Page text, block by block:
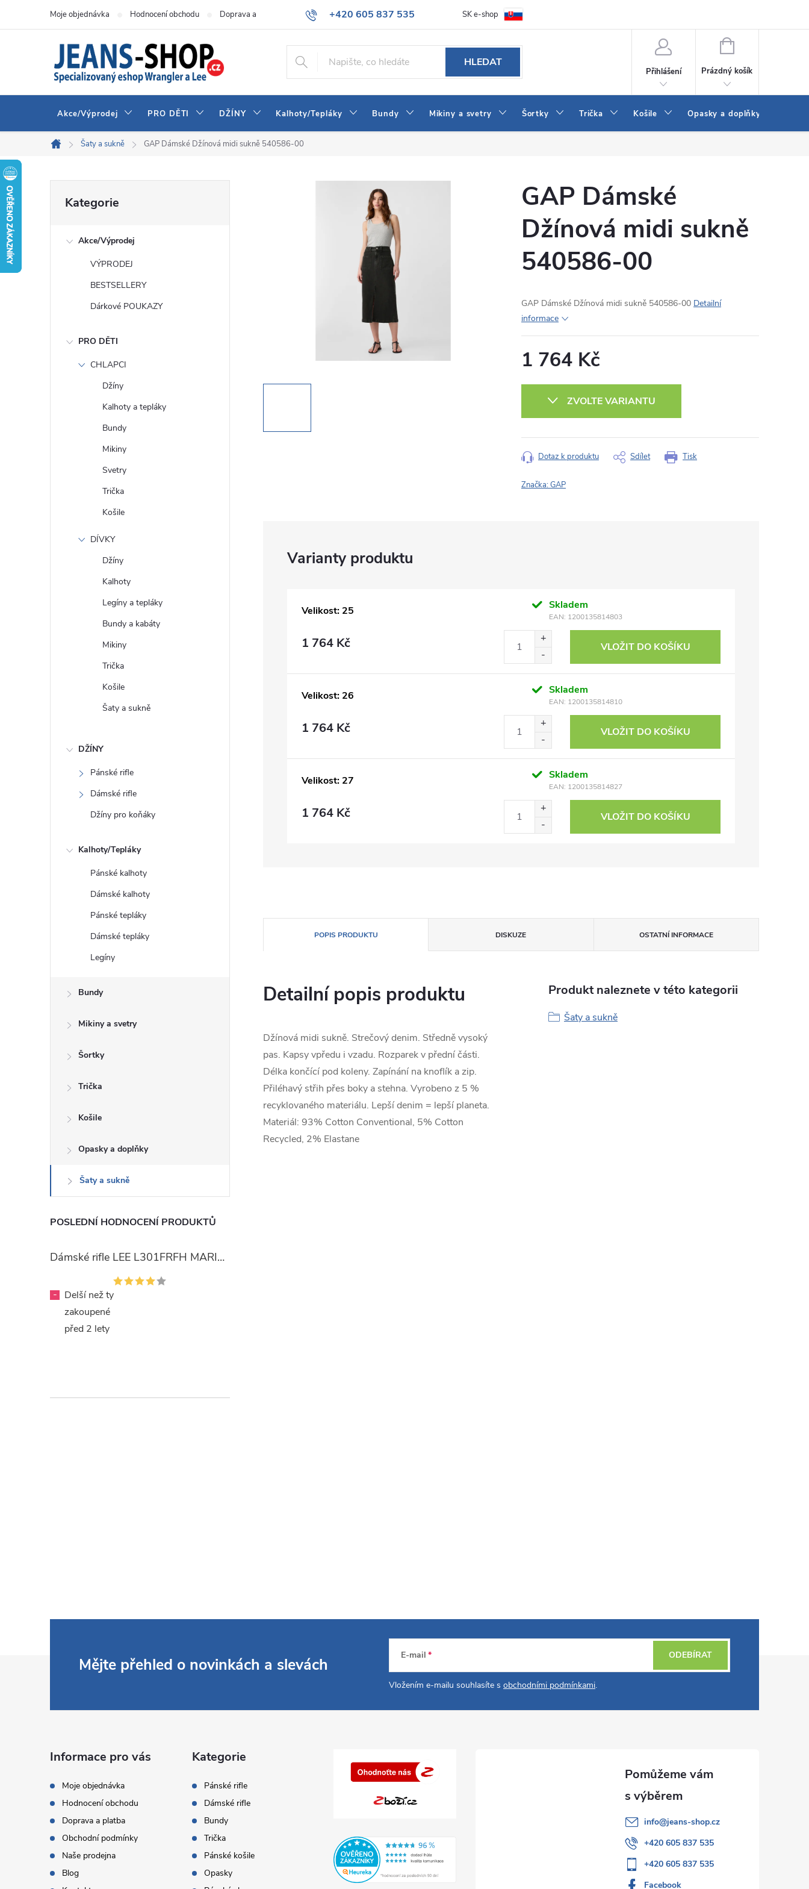
+420 605 837 535
info@jeans-shop.cz
Moje objednávka Hodnocení obchodu Doprava a platba Obchodní podmínky Naše prodejna Blog Kontakt
SK e-shop
HLEDAT
Přihlášení
NÁKUPNÍ
Prázdný košík
Akce/Výprodej PRO DĚTI DŽÍNY Kalhoty/Tepláky Bundy Mikiny a svetry Šortky Trička Košile Opasky a doplňky
Domů
Šaty a sukně GAP Dámské Džínová midi sukně 540586-00
kategorie
Kategorie
Akce/Výprodej
VÝPRODEJ
BESTSELLERY
Dárkové POUKAZY
PRO DĚTI
CHLAPCI
Džíny
Kalhoty a tepláky
Bundy
Mikiny
Svetry
Trička
Košile
DÍVKY
Džíny
Kalhoty
Legíny a tepláky
Bundy a kabáty
Mikiny
Trička
Košile
Šaty a sukně
DŽÍNY
Pánské rifle
Dámské rifle
Džíny pro koňáky
Kalhoty/Tepláky
Pánské kalhoty
Dámské kalhoty
Pánské tepláky
Dámské tepláky
Legíny
Bundy
Mikiny a svetry
Šortky
Trička
Košile
Opasky a doplňky
Šaty a sukně
POSLEDNÍ HODNOCENÍ PRODUKTŮ
Dámské rifle LEE L301FRFH MARION STRAIGHT RINSE
-
Delší než ty
zakoupené
před 2 lety
GAP Dámské
Džínová midi sukně
540586-00
GAP Dámské Džínová midi sukně 540586-00 Detailní
informace
1 764 Kč
ZVOLTE VARIANTU
Tisk
Dotaz k produktu Sdílet
Značka:GAP
Velikost: 25 Skladem
EAN: 1200135814803
1 764 Kč VLOŽIT DO KOŠÍKU
Velikost: 26 Skladem
EAN: 1200135814810
1 764 Kč VLOŽIT DO KOŠÍKU
Velikost: 27 Skladem
EAN: 1200135814827
1 764 Kč VLOŽIT DO KOŠÍKU
POPIS PRODUKTU DISKUZE OSTATNÍ INFORMACE
Detailní popis produktu
Džínová midi sukně. Strečový denim. Středně vysoký
pas. Kapsy vpředu i vzadu. Rozparek v přední části.
Délka končící pod koleny. Zapínání na knoflík a zip.
Přiléhavý střih přes boky a stehna. Vyrobeno z 5 %
recyklovaného materiálu. Lepší denim = lepší planeta.
Materiál: 93% Cotton Conventional, 5% Cotton
Recycled, 2% Elastane
Produkt naleznete v této kategorii
Šaty a sukně
Mějte přehled o novinkách a slevách E-mail
Vložením e-mailu souhlasíte s obchodními podmínkami.
ODEBÍRAT
Informace pro vás
Moje objednávka
Hodnocení obchodu
Doprava a platba
Obchodní podmínky
Naše prodejna
Blog
Kategorie
Pánské rifle
Dámské rifle
Bundy
Trička
Pánské košile
Opasky
info@jeans-shop.cz
+420 605 837 535
+420 605 837 535
Facebook